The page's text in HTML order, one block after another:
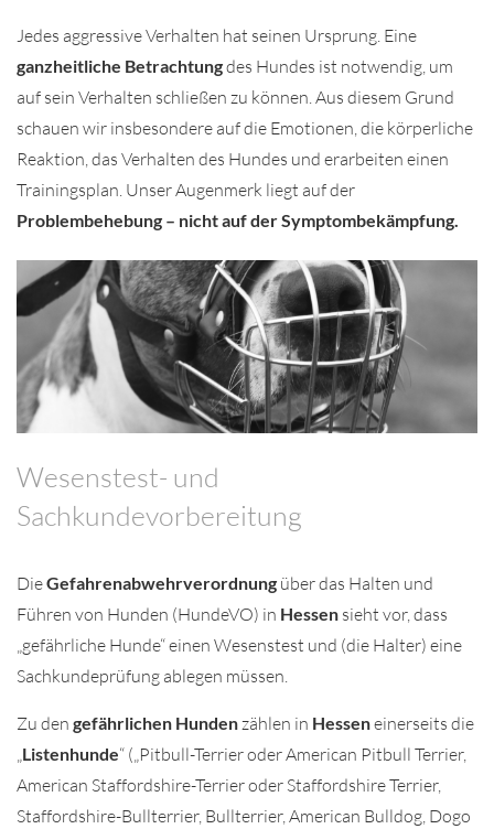
Jedes aggressive Verhalten hat seinen Ursprung. Eine
ganzheitliche Betrachtungdes Hundes ist notwendig, um
auf sein Verhalten schließen zu können. Aus diesem Grund
schauen wir insbesondere auf die Emotionen, die körperliche
Reaktion, das Verhalten des Hundes und erarbeiten einen
Trainingsplan. Unser Augenmerk liegt auf der
Problembehebung – nicht auf der Symptombekämpfung.
Wesenstest- und
Sachkundevorbereitung
DieGefahrenabwehrverordnung über das Halten und
Führen von Hunden (HundeVO) in Hessen sieht vor, dass
„gefährliche Hunde“ einen Wesenstest und (die Halter) eine
Sachkundeprüfung ablegen müssen.
Zu den gefährlichen Hundenzählen in Hesseneinerseits die
„Listenhunde“ („Pitbull-Terrier oder American Pitbull Terrier,
American Staffordshire-Terrier oder Staffordshire Terrier,
Staffordshire-Bullterrier, Bullterrier, American Bulldog, Dogo